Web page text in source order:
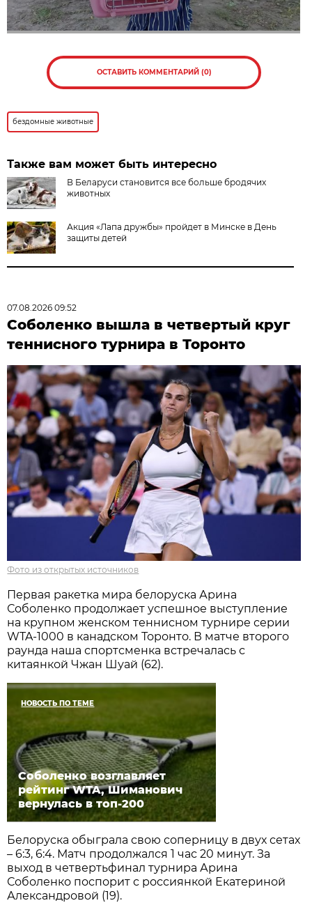
ОСТАВИТЬ КОММЕНТАРИЙ (0)
бездомные животные
Также вам может быть интересно
В Беларуси становится все больше бродячих
животных
Акция «Лапа дружбы» пройдет в Минске в День
защиты детей
07.08.2026 09:52
Соболенко вышла в четвертый круг
теннисного турнира в Торонто
Фото из открытых источников
Первая ракетка мира белоруска Арина
Соболенко продолжает успешное выступление
на крупном женском теннисном турнире серии
WTA-1000 в канадском Торонто. В матче второго
раунда наша спортсменка встречалась с
китаянкой Чжан Шуай (62).
НОВОСТЬ ПО ТЕМЕ
Соболенко возглавляет
рейтинг WTA, Шиманович
вернулась в топ-200
Белоруска обыграла свою соперницу в двух сетах
– 6:3, 6:4. Матч продолжался 1 час 20 минут. За
выход в четвертьфинал турнира Арина
Соболенко поспорит с россиянкой Екатериной
Александровой (19).